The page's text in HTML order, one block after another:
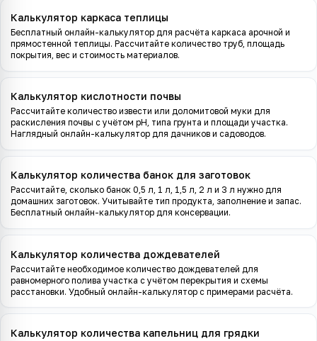
Калькулятор каркаса теплицы
Бесплатный онлайн-калькулятор для расчёта каркаса арочной и
прямостенной теплицы. Рассчитайте количество труб, площадь
покрытия, вес и стоимость материалов.
Калькулятор кислотности почвы
Рассчитайте количество извести или доломитовой муки для
раскисления почвы с учётом pH, типа грунта и площади участка.
Наглядный онлайн-калькулятор для дачников и садоводов.
Калькулятор количества банок для заготовок
Рассчитайте, сколько банок 0,5 л, 1 л, 1,5 л, 2 л и 3 л нужно для
домашних заготовок. Учитывайте тип продукта, заполнение и запас.
Бесплатный онлайн-калькулятор для консервации.
Калькулятор количества дождевателей
Рассчитайте необходимое количество дождевателей для
равномерного полива участка с учётом перекрытия и схемы
расстановки. Удобный онлайн-калькулятор с примерами расчёта.
Калькулятор количества капельниц для грядки